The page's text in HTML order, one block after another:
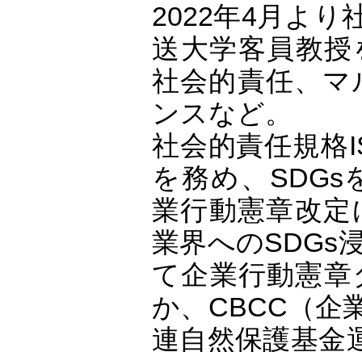
2022年4月より
送大学客員教
社会的責任、
ンスなど。
社会的責任規格
を務め、SDGs
業行動憲章改
業界へのSDGs
て企業行動憲
か、CBCC（企
連自然保護基金